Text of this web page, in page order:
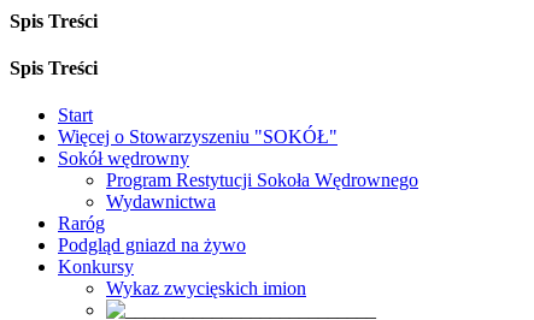
Spis Treści
Spis Treści
Start
Więcej o Stowarzyszeniu "SOKÓŁ"
Sokół wędrowny
Program Restytucji Sokoła Wędrownego
Wydawnictwa
Raróg
Podgląd gniazd na żywo
Konkursy
Wykaz zwycięskich imion